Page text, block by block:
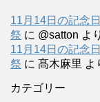
11月14日の記念
祭 に @satton より
11月14日の記念
祭 に 髙木麻里 よ
カテゴリー